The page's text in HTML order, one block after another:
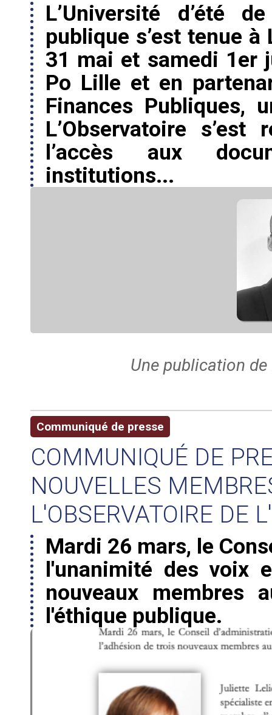
L’Université d’été
publique s’est tenue
31 mai et samedi 1er
Po Lille et en
Finances Publiques,
L’Observatoire
l’accès aux
institutions...
Une publication
Communiqué de presse
COMMUNIQUÉ DE
NOUVELLES
L'OBSERVATOIRE DE
Mardi 26 mars, le
l'unanimité des voix
nouveaux membres
l'éthique publique.